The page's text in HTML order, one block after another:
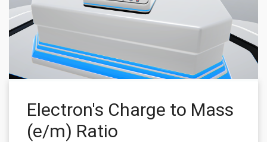
Electron's Charge to Mass
(e/m) Ratio